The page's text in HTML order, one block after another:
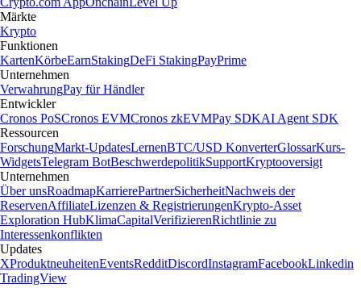
Märkte
Krypto
Funktionen
KartenKörbeEarnStakingDeFi StakingPayPrime
Unternehmen
VerwahrungPay für Händler
Entwickler
Cronos PoSCronos EVMCronos zkEVMPay SDKAI Agent SDK
Ressourcen
ForschungMarkt-UpdatesLernenBTC/USD KonverterGlossarKurs-
WidgetsTelegram BotBeschwerdepolitikSupportKryptooversigt
Unternehmen
Über unsRoadmapKarrierePartnerSicherheitNachweis der
ReservenAffiliateLizenzen & RegistrierungenKrypto-Asset
Exploration HubKlimaCapitalVerifizierenRichtlinie zu
Interessenkonflikten
Updates
XProduktneuheitenEventsRedditDiscordInstagramFacebookLinkedin
TradingView